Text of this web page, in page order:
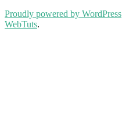
Proudly powered by WordPress
WebTuts.